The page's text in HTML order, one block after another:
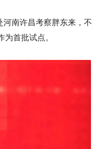
南许昌考察胖东来，不
首批试点。